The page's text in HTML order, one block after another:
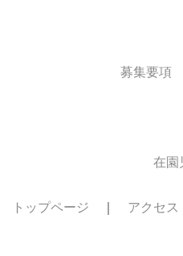
募集要項
在園
トップページ アクセス